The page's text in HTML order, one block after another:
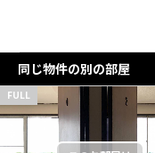
同じ物件の別の部屋
FULL